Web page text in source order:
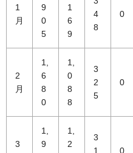
1
月
9
0
5
1
6
9
4
8
0
2
月
1,
6
8
0
1,
0
8
8
3
2
5
0
3
1,
9
1,
2
3
1
0